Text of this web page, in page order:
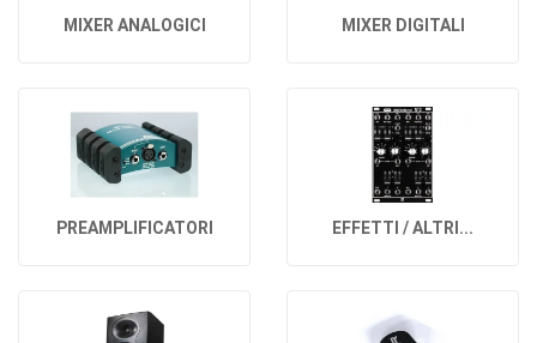
MIXER ANALOGICI MIXER DIGITALI
PREAMPLIFICATORI EFFETTI / ALTRI...